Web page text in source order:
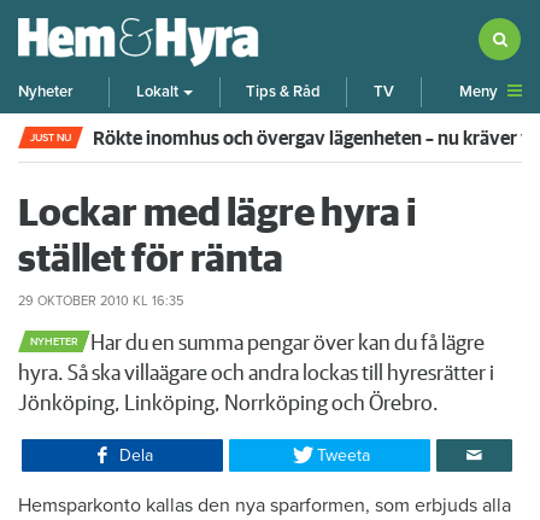
Nyheter Lokalt Tips & Råd TV Meny
JUST NU Rökte inomhus och övergav lägenheten – nu kräver
Lockar med lägre hyra i
stället för ränta
29 OKTOBER 2010 KL 16:35
NYHETER
​Har du en summa pengar över kan du få lägre
hyra. Så ska villaägare och andra lockas till hyresrätter i
Jönköping, Linköping, Norrköping och Örebro.
Dela Tweeta
Hemsparkonto kallas den nya sparformen, som erbjuds alla